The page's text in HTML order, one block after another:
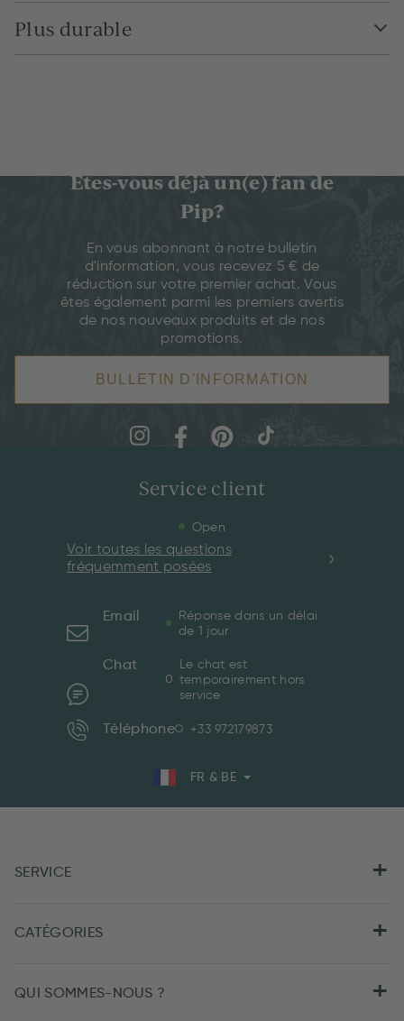
Plus durable
Êtes-vous déjà un(e) fan de
Pip?
En vous abonnant à notre bulletin
d'information, vous recevez 5 € de
réduction sur votre premier achat. Vous
êtes également parmi les premiers avertis
de nos nouveaux produits et de nos
promotions.
BULLETIN D'INFORMATION
Service client
Open
Voir toutes les questions
fréquemment posées
Email
Réponse dans un délai
de 1 jour
Chat
Le chat est
temporairement hors
service
Téléphone +33 972179873
FR & BE
SERVICE
CATÉGORIES
QUI SOMMES-NOUS ?